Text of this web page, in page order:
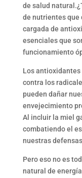
de salud
de nutrientes que
cargada de
esenciales que
funcionamiento
Los
contra los
pueden dañar
envejecimiento
Al incluir la miel
combatiendo el
nuestras
Pero eso no es
natural de